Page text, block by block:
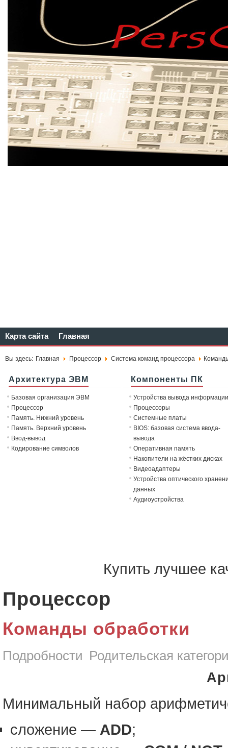
Карта сайта Главная
Вы здесь: Главная Процессор Система команд процессора
Архитектура ЭВМ
Базовая организация ЭВМ
Процессор
Память. Нижний уровень
Память. Верхний уровень
Ввод-вывод
Кодирование символов
Компоненты ПК
Устройства вывода информации
Процессоры
Системные платы
BIOS: базовая система ввода-
вывода
Оперативная память
Накопители на жёстких дисках
Видеоадаптеры
Устройства оптического
данных
Аудиоустройства
Купить лучшее
Процессор
Команды обработки
Подробности Родительская
Минимальный набор
сложение — ADD;